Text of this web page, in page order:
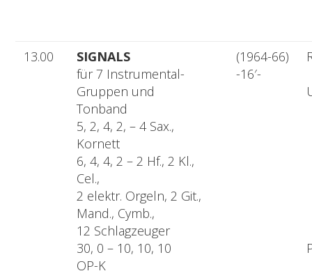
13.00
SIGNALS
für 7 Instrumental-
Gruppen und
Tonband
5, 2, 4, 2, – 4 Sax.,
Kornett
6, 4, 4, 2 – 2 Hf., 2 Kl.,
Cel.,
2 elektr. Orgeln, 2 Git.,
Mand., Cymb.,
12 Schlagzeuger
30, 0 – 10, 10, 10
OP-K
(1964-66)
-16′-